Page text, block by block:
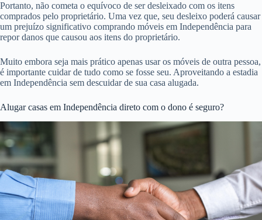
Portanto, não cometa o equívoco de ser desleixado com os itens
comprados pelo proprietário. Uma vez que, seu desleixo poderá causar
um prejuízo significativo comprando móveis em Independência para
repor danos que causou aos itens do proprietário.
Muito embora seja mais prático apenas usar os móveis de outra pessoa,
é importante cuidar de tudo como se fosse seu. Aproveitando a estadia
em Independência sem descuidar de sua casa alugada.
Alugar casas em Independência direto com o dono é seguro?